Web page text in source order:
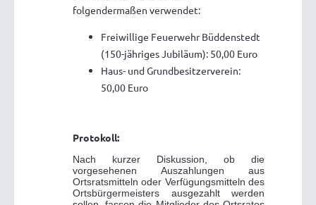
folgendermaßen verwendet:
Freiwillige Feuerwehr Büddenstedt
(150-jähriges Jubiläum): 50,00 Euro
Haus- und Grundbesitzerverein:
50,00 Euro
Protokoll:
Nach kurzer Diskussion, ob die
vorgesehenen Auszahlungen aus
Ortsratsmitteln oder Verfügungsmitteln des
Ortsbürgermeisters ausgezahlt werden